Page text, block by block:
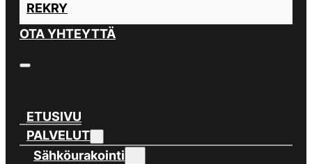
REKRY
OTA YHTEYTTÄ
ETUSIVU
PALVELUT
Sähköurakointi